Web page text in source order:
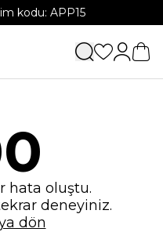
kodu: APP15
hata oluştu.
deneyiniz.
dön